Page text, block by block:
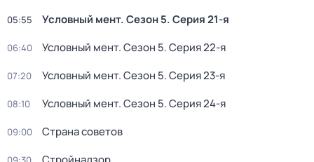
05:55 Условный мент. Сезон 5. Серия 21-я
06:40 Условный мент. Сезон 5. Серия 22-я
07:20 Условный мент. Сезон 5. Серия 23-я
08:10 Условный мент. Сезон 5. Серия 24-я
09:00 Страна советов